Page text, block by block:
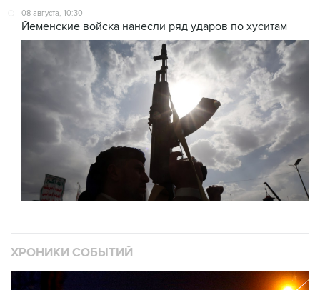
08 августа, 10:30
Йеменские войска нанесли ряд ударов по хуситам
ХРОНИКИ СОБЫТИЙ